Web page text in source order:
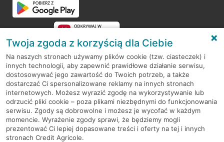
RODO
Regulamin serwisu
Mapa serwisu
PolitykaCookies
Twoja zgoda z korzyścią dla Ciebie
Na naszych stronach używamy plików cookie (tzw. ciasteczek) i
innych technologii, aby zapewnić prawidłowe działanie serwisu,
dostosowywać jego zawartość do Twoich potrzeb, a także
dostarczać Ci spersonalizowane reklamy na innych stronach
internetowych. Możesz wyrazić zgodę na wykorzystywanie lub
odrzucić pliki cookie – poza plikami niezbędnymi do funkcjonowania
serwisu. Zgody są dobrowolne i możesz je wycofać w każdym
momencie. Wyrażenie zgody sprawi, że będziemy mogli
prezentować Ci lepiej dopasowane treści i oferty na tej i innych
stronach Credit Agricole.